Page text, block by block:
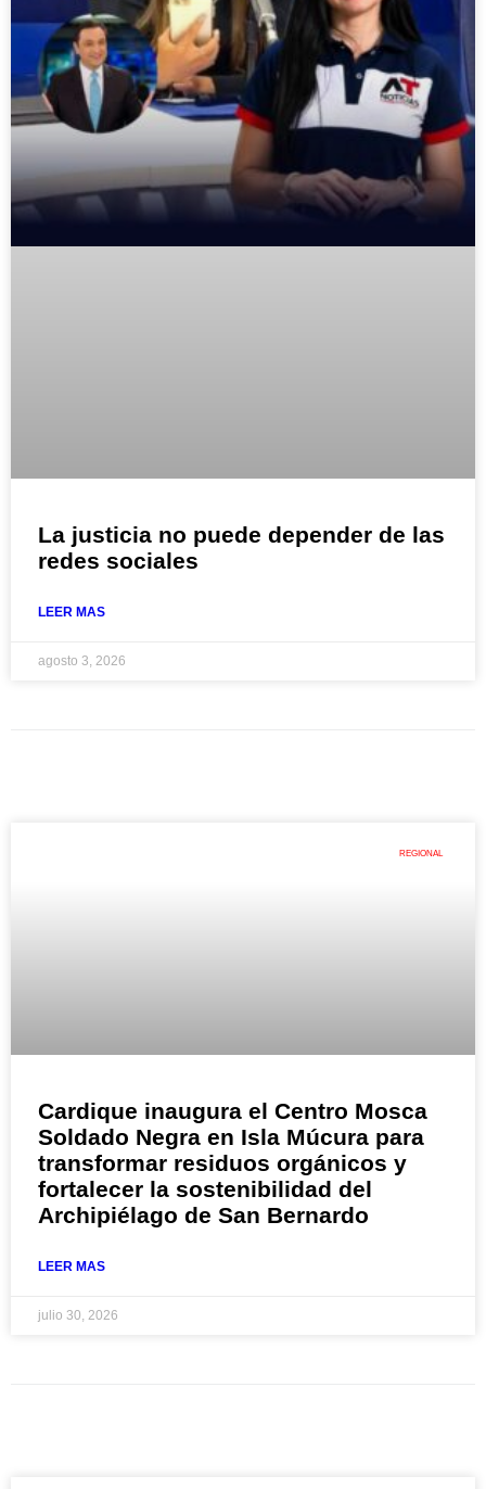
La justicia no puede depender de las
redes sociales
LEER MAS
agosto 3, 2026
REGIONAL
Cardique inaugura el Centro Mosca
Soldado Negra en Isla Múcura para
transformar residuos orgánicos y
fortalecer la sostenibilidad del
Archipiélago de San Bernardo
LEER MAS
julio 30, 2026